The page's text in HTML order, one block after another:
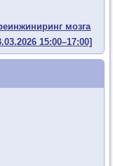
мозга
15:00–17:00]